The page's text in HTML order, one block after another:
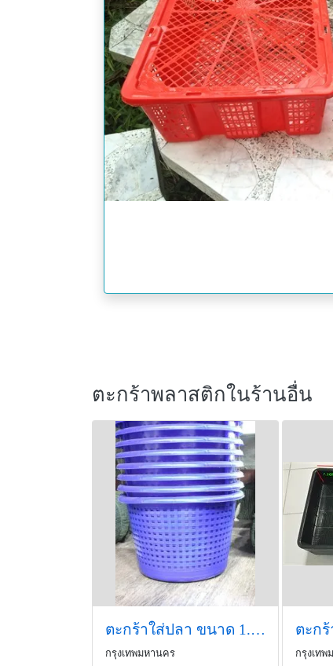
ตะกร้าพลาสติกในร้านอื่น
ตะกร้าใส่ปลา ขนาด 1.8 กก.
กรุงเทพมหานคร
ตะก
กรุงเทพ